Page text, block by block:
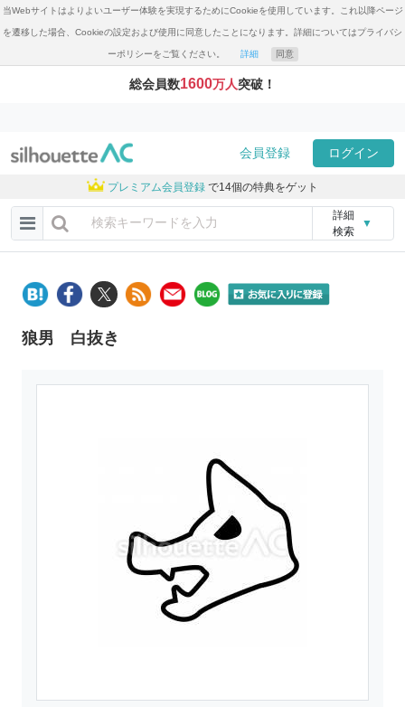
当Webサイトはよりよいユーザー体験を実現するためにCookieを使用しています。これ以降ページ
を遷移した場合、Cookieの設定および使用に同意したことになります。詳細についてはプライバシ
ーポリシーをご覧ください。 詳細 同意
総会員数1600万人突破！
会員登録 ログイン
プレミアム会員登録 で14個の特典をゲット
詳細
検索
▼
狼男 白抜き